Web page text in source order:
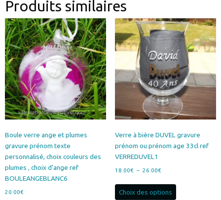
Produits similaires
Boule verre ange et plumes
gravure prénom texte
personnalisé, choix couleurs des
plumes , choix d’ange ref
BOULEANGEBLANC6
20.00€
Verre à bière DUVEL gravure
prénom ou prénom age 33cl ref
VERREDUVEL1
18.00€ – 26.00€Plage
prix :
18.00€
Choix des options
Ce